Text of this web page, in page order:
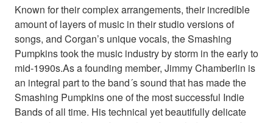
Known for their complex arrangements, their incredible
amount of layers of music in their studio versions of
songs, and Corgan’s unique vocals, the Smashing
Pumpkins took the music industry by storm in the early to
mid-1990s.As a founding member, Jimmy Chamberlin is
an integral part to the band´s sound that has made the
Smashing Pumpkins one of the most successful Indie
Bands of all time. His technical yet beautifully delicate